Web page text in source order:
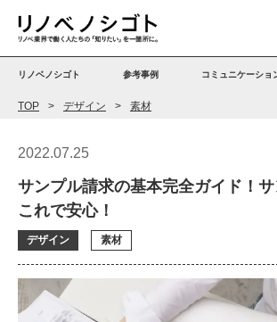
リノベノシゴト 参考事例 コミュニケーショ
TOP デザイン 素材
2022.07.25
サンプル請求の基本完全ガイド！
これで安心！
デザイン 素材